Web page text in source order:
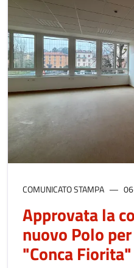
COMUNICATO STAMPA
Approvata la
nuovo Polo
"Conca Fiorita"